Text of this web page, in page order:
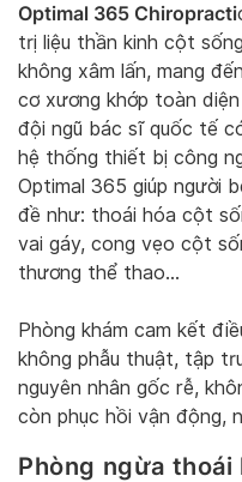
Optimal 365 Chiropracti
trị liệu thần kinh cột
không xâm lấn, mang
cơ xương khớp toàn
đội ngũ bác sĩ quốc tế
hệ thống thiết bị công
Optimal 365 giúp người
đề như: thoái hóa cột
vai gáy, cong vẹo cột
thương thể thao…
Phòng khám cam kết
không phẫu thuật, tập
nguyên nhân gốc rễ,
còn phục hồi vận động,
Phòng ngừa